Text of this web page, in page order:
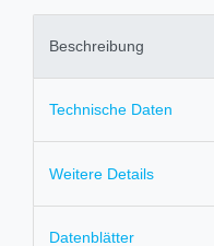
Beschreibung
Technische Daten
Weitere Details
Datenblätter